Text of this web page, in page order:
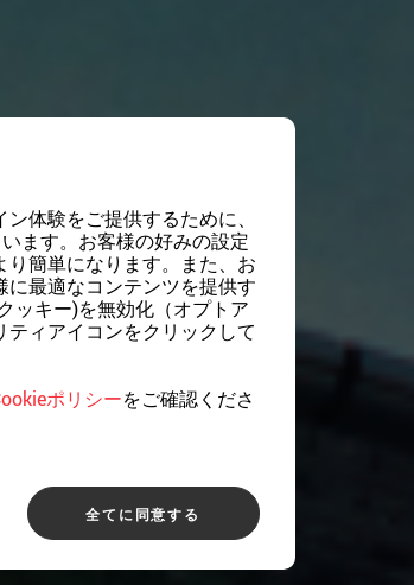
体験をご提供するために、
ます。お客様の好みの設定
簡単になります。また、お
最適なコンテンツを提供す
ッキー)を無効化（オプトア
ィアイコンをクリックして
ポリシーをご確認くださ
全てに同意する